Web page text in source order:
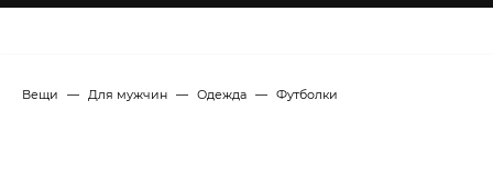
Вещи Для мужчин Одежда Футболки